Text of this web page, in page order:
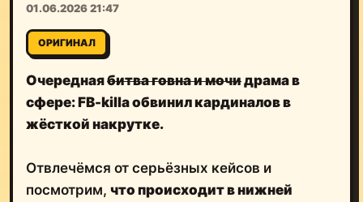
01.06.2026 21:47
ОРИГИНАЛ
Очереднаябитва говна и мочидрама в
сфере: FB-killa обвинил кардиналов в
жёсткой накрутке.
Отвлечёмся от серьёзных кейсов и
посмотрим, что происходит в нижней